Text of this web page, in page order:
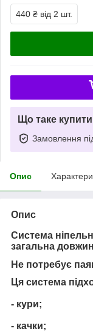
440 ₴ від 2 шт.
Що таке
Замовлення
Опис
Опис
Система
загальна
Не потребує
Ця система
- кури;
- качки;